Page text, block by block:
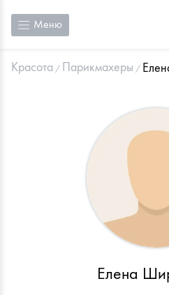
Меню
Красота Парикмахеры
Елена